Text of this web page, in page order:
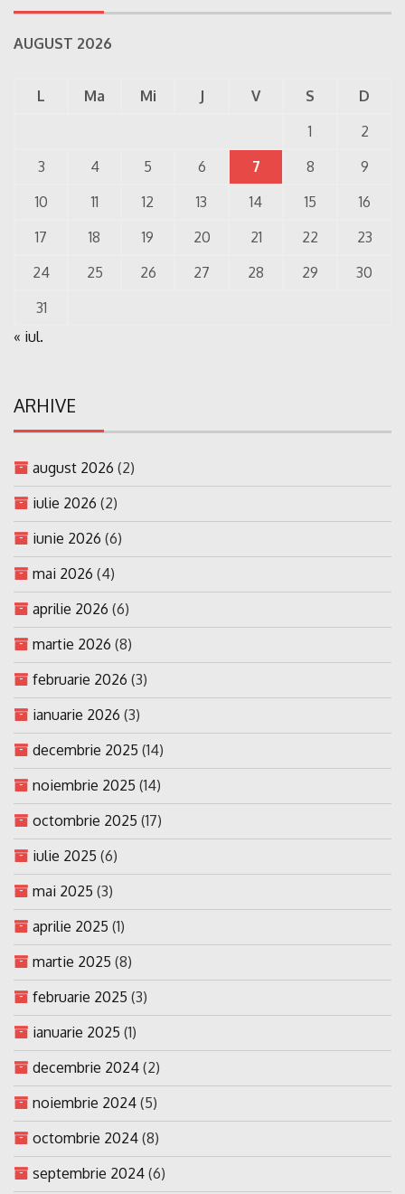
AUGUST 2026
L Ma Mi J V S
D
1
2
3
4 5 6 7 8
9
10
11 12 13 14 15
16
17
18 19 20 21 22
23
24
25 26 27 28 29
30
31
« iul.
ARHIVE
august 2026 (2)
iulie 2026 (2)
iunie 2026 (6)
mai 2026 (4)
aprilie 2026 (6)
martie 2026 (8)
februarie 2026 (3)
ianuarie 2026 (3)
decembrie 2025 (14)
noiembrie 2025 (14)
octombrie 2025 (17)
iulie 2025 (6)
mai 2025 (3)
aprilie 2025 (1)
martie 2025 (8)
februarie 2025 (3)
ianuarie 2025 (1)
decembrie 2024 (2)
noiembrie 2024 (5)
octombrie 2024 (8)
septembrie 2024 (6)